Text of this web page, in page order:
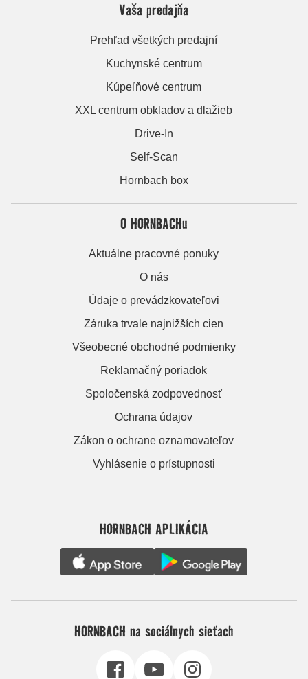
Vaša predajňa
Prehľad všetkých predajní
Kuchynské centrum
Kúpeľňové centrum
XXL centrum obkladov a dlažieb
Drive-In
Self-Scan
Hornbach box
O HORNBACHu
Aktuálne pracovné ponuky
O nás
Údaje o prevádzkovateľovi
Záruka trvale najnižších cien
Všeobecné obchodné podmienky
Reklamačný poriadok
Spoločenská zodpovednosť
Ochrana údajov
Zákon o ochrane oznamovateľov
Vyhlásenie o prístupnosti
HORNBACH APLIKÁCIA
HORNBACH na sociálnych sieťach